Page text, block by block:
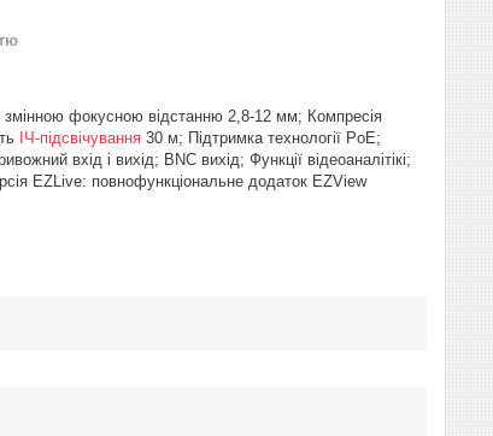
змінною фокусною відстанню 2,8-12 мм; Компресія
ІЧ-підсвічування 30 м; Підтримка технології PoE;
вхід і вихід; BNC вихід; Функції відеоаналітікі;
EZLive: повнофункціональне додаток EZView